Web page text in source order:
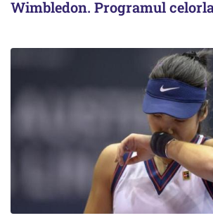
Wimbledon. Programul